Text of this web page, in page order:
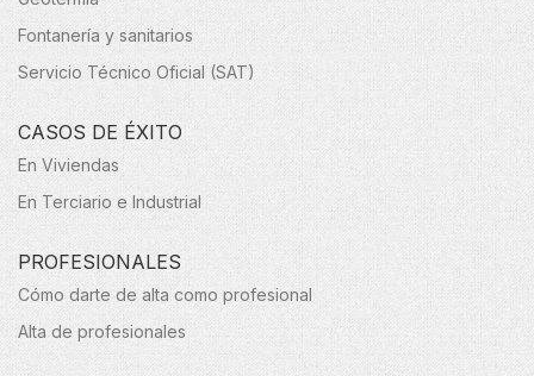
Fontanería y sanitarios
Servicio Técnico Oficial (SAT)
CASOS DE ÉXITO
En Viviendas
En Terciario e Industrial
PROFESIONALES
Cómo darte de alta como profesional
Alta de profesionales